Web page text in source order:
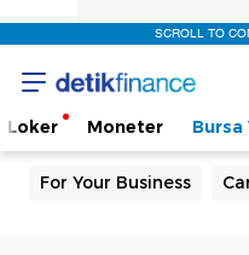
SCROLL TO
Loker Moneter Bursa
For Your Business